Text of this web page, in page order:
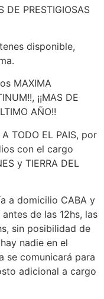
DE PRESTIGIOSAS
disponible,
MAXIMA
¡¡MAS DE
AÑO!!
TODO EL PAIS, por
con el cargo
y TIERRA DEL
a domicilio CABA y
de las 12hs, las
sin posibilidad de
nadie en el
se comunicará para
adicional a cargo